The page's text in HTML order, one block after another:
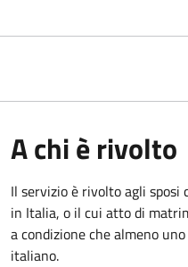
A chi è rivolto
Il servizio è rivolto agli
in Italia, o il cui atto di
a condizione che almeno
italiano.